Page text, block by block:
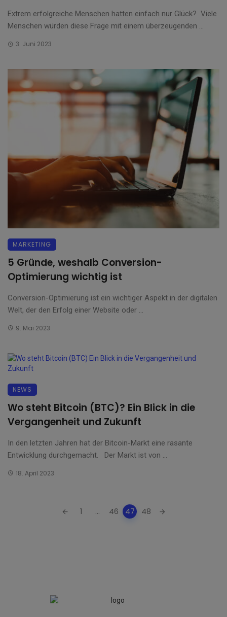
Extrem erfolgreiche Menschen hatten einfach nur Glück? Viele
Menschen würden diese Frage mit einem überzeugenden ...
3. Juni 2023
MARKETING
5 Gründe, weshalb Conversion-
Optimierung wichtig ist
Conversion-Optimierung ist ein wichtiger Aspekt in der digitalen
Welt, der den Erfolg einer Website oder ...
9. Mai 2023
NEWS
Wo steht Bitcoin (BTC)? Ein Blick in die
Vergangenheit und Zukunft
In den letzten Jahren hat der Bitcoin-Markt eine rasante
Entwicklung durchgemacht. Der Markt ist von ...
18. April 2023
1 ... 46 47 48